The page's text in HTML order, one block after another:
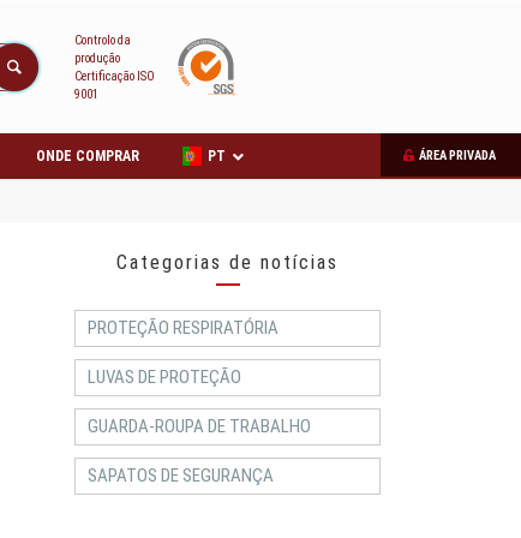
Controlo da
produção
Certificação ISO
9001
ONDE COMPRAR ÁREA PRIVADA
PT
Categorias de notícias
PROTEÇÃO RESPIRATÓRIA
LUVAS DE PROTEÇÃO
GUARDA-ROUPA DE TRABALHO
SAPATOS DE SEGURANÇA